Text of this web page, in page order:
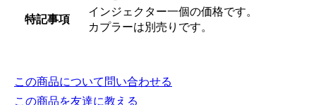
特記事項
インジェクター一個の価格です。
カプラーは別売りです。
この商品について問い合わせる
この商品を友達に教える